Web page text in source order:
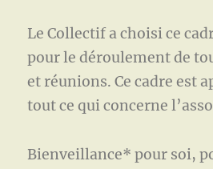
Le Collectif a choisi ce
pour le déroulement de
et réunions. Ce cadre est
tout ce qui concerne
Bienveillance* pour soi,